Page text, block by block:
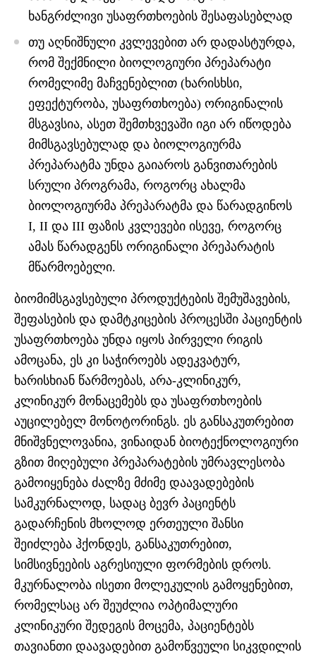
ხანგრძლივი უსაფრთხოების შესაფასებლად
თუ აღნიშნული კვლევებით არ დადასტურდა,
რომ შექმნილი ბიოლოგიური პრეპარატი
რომელიმე მაჩვენებლით (ხარისხსი,
ეფექტურობა, უსაფრთხოება) ორიგინალის
მსგავსია, ასეთ შემთხვევაში იგი არ იწოდება
მიმსგავსებულად და ბიოლოგიურმა
პრეპარატმა უნდა გაიაროს განვითარების
სრული პროგრამა, როგორც ახალმა
ბიოლოგიურმა პრეპარატმა და წარადგინოს
I, II და III ფაზის კვლევები ისევე, როგორც
ამას წარადგენს ორიგინალი პრეპარატის
მწარმოებელი.
ბიომიმსგავსებული პროდუქტების შემუშავების,
შეფასების და დამტკიცების პროცესში პაციენტის
უსაფრთხოება უნდა იყოს პირველი რიგის
ამოცანა, ეს კი საჭიროებს ადეკვატურ,
ხარისხიან წარმოებას, არა-კლინიკურ,
კლინიკურ მონაცემებს და უსაფრთხოების
აუცილებელ მონოტორინგს. ეს განსაკუთრებით
მნიშვნელოვანია, ვინაიდან ბიოტექნოლოგიური
გზით მიღებული პრეპარატების უმრავლესობა
გამოიყენება ძალზე მძიმე დაავადებების
სამკურნალოდ, სადაც ბევრ პაციენტს
გადარჩენის მხოლოდ ერთეული შანსი
შეიძლება ჰქონდეს, განსაკუთრებით,
სიმსივნეების აგრესიული ფორმების დროს.
მკურნალობა ისეთი მოლეკულის გამოყენებით,
რომელსაც არ შეუძლია ოპტიმალური
კლინიკური შედეგის მოცემა, პაციენტებს
თავიანთი დაავადებით გამოწვეული სიკვდილის